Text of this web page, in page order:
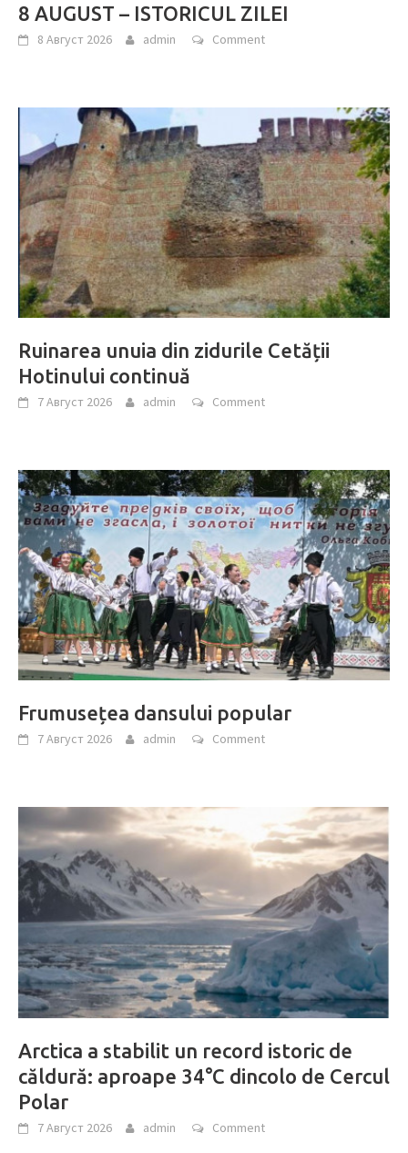
8 AUGUST – ISTORICUL ZILEI
8 Август 2026 admin Comment
Ruinarea unuia din zidurile Cetății
Hotinului continuă
7 Август 2026 admin Comment
Frumusețea dansului popular
7 Август 2026 admin Comment
Arctica a stabilit un record istoric de
căldură: aproape 34°C dincolo de Cercul
Polar
7 Август 2026 admin Comment